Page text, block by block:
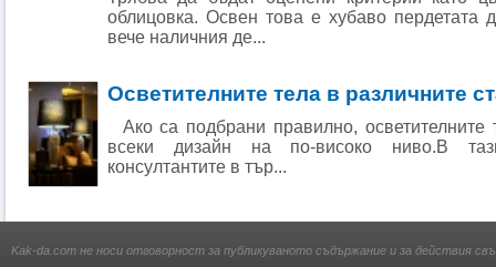
облицовка. Освен това е хубаво пердетата
вече наличния де...
Осветителните тела в различните
Ако са подбрани правилно, осветителните
всеки дизайн на по-високо ниво.В
консултантите в тър...
Kak-da.com не носи отговорност за публикуваното съдържание и за действия